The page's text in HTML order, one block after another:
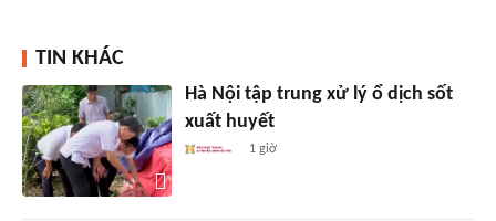
TIN KHÁC
Hà Nội tập trung xử lý ổ dịch sốt
xuất huyết
1 giờ